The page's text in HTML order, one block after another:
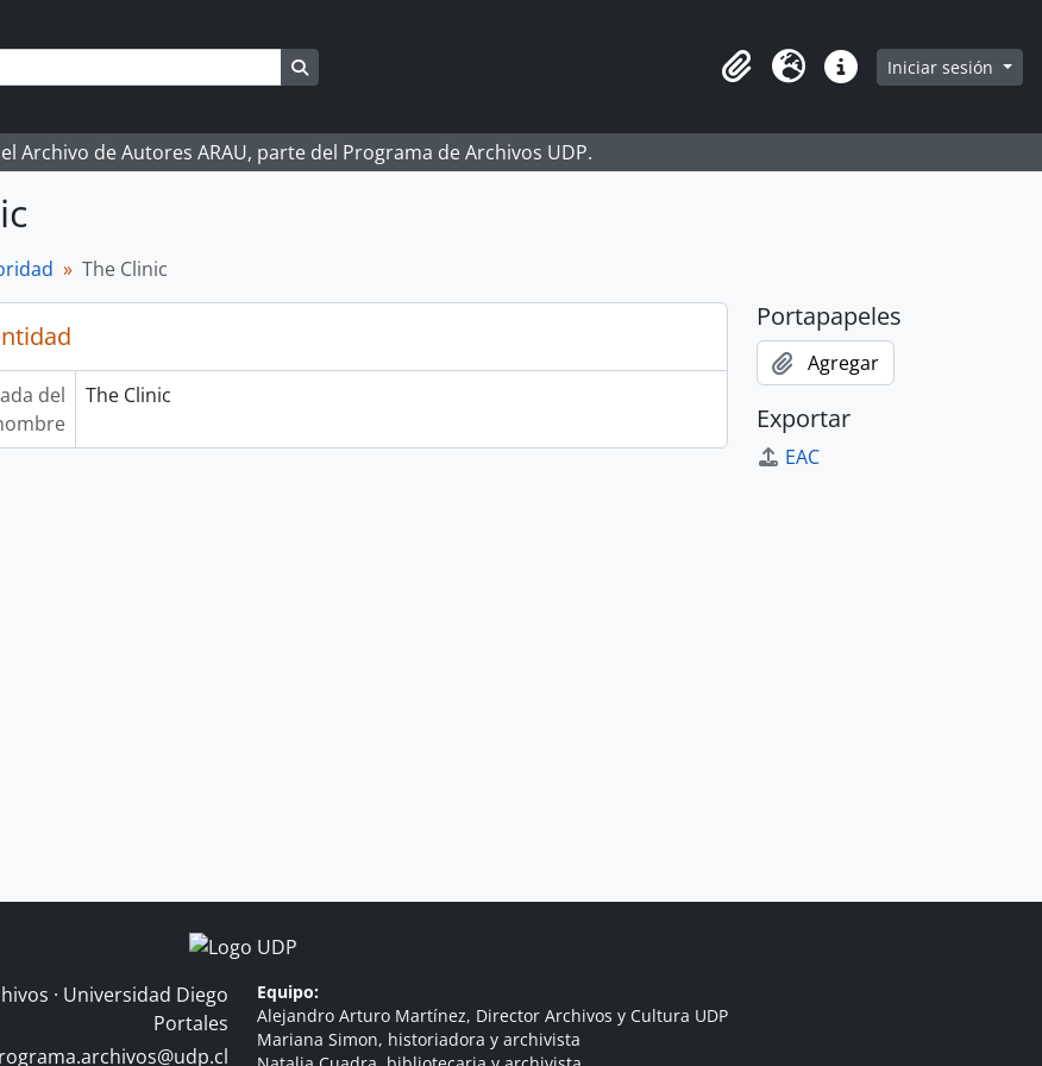
Portapapeles
Idioma Enlaces rápidos
Iniciar sesión
Archivo de Autores ARAU, parte del Programa de Archivos UDP.
The Clinic
del
The Clinic
Portapapeles
Agregar
Exportar
EAC
· Universidad Diego
Portales
Equipo:
Alejandro Arturo Martínez, Director Archivos y Cultura UDP
Mariana Simon, historiadora y archivista